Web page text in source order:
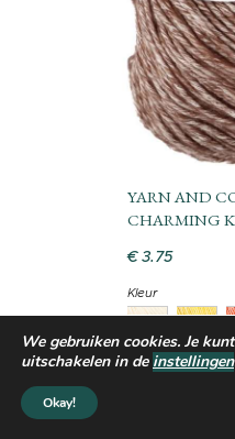
YARN AND
CHARMING
€ 3.75
Kleur
We gebruiken cookies. Je
uitschakelen in de instellingen
Okay!